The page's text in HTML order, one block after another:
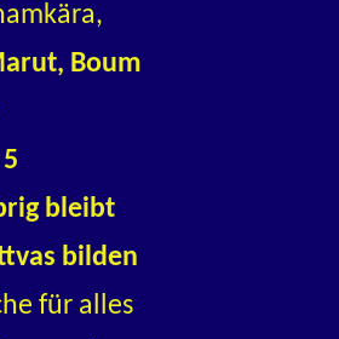
Boum
bleibt
bilden
für alles